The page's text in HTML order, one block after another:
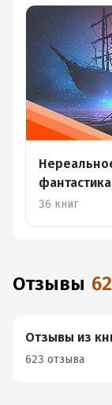
авторов
36 книг
Отзывы
Отзывы из
623 отзыва